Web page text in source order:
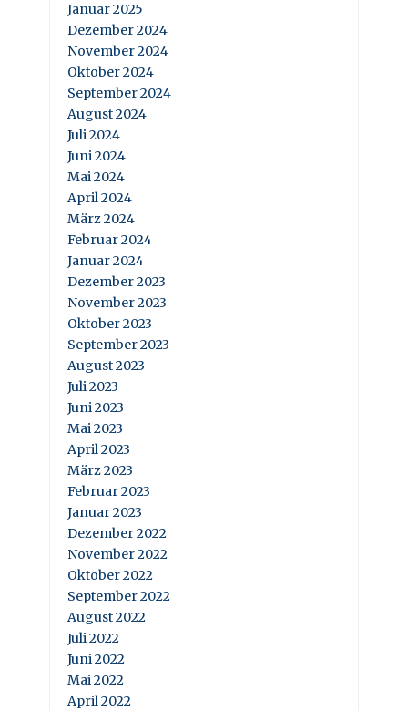
Januar 2025
Dezember 2024
November 2024
Oktober 2024
September 2024
August 2024
Juli 2024
Juni 2024
Mai 2024
April 2024
März 2024
Februar 2024
Januar 2024
Dezember 2023
November 2023
Oktober 2023
September 2023
August 2023
Juli 2023
Juni 2023
Mai 2023
April 2023
März 2023
Februar 2023
Januar 2023
Dezember 2022
November 2022
Oktober 2022
September 2022
August 2022
Juli 2022
Juni 2022
Mai 2022
April 2022